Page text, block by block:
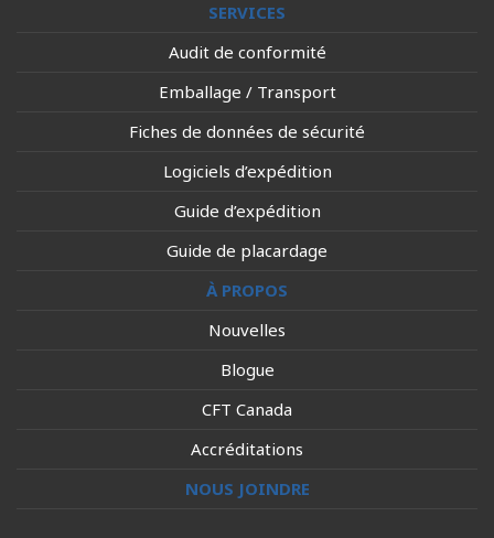
SERVICES
Audit de conformité
Emballage / Transport
Fiches de données de sécurité
Logiciels d’expédition
Guide d’expédition
Guide de placardage
À PROPOS
Nouvelles
Blogue
CFT Canada
Accréditations
NOUS JOINDRE